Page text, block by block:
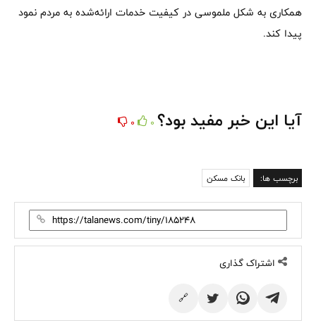
همکاری به شکل ملموسی در کیفیت خدمات ارائه‌شده به مردم نمود
پیدا کند.
آیا این خبر مفید بود؟ 0
0
برچسب ها: بانک مسکن
اشتراک گذاری
🔗